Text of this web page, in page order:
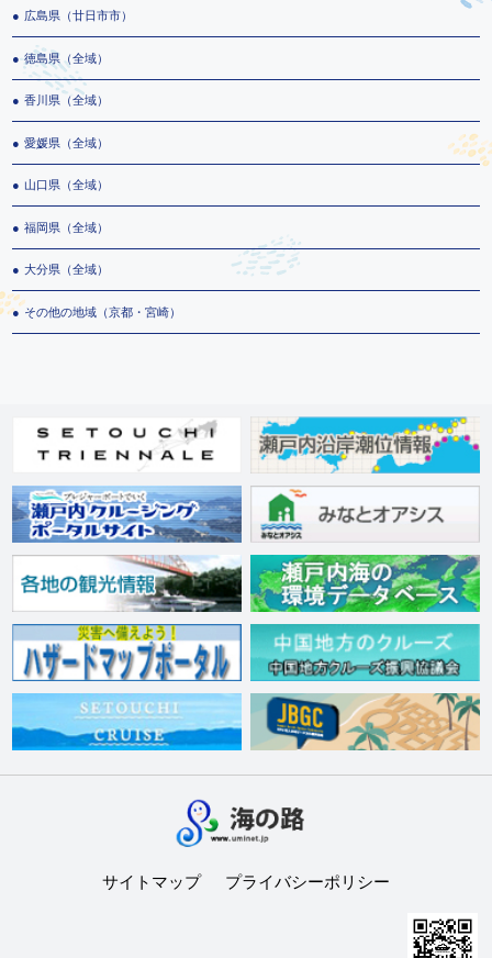
広島県（廿日市市）
徳島県（全域）
香川県（全域）
愛媛県（全域）
山口県（全域）
福岡県（全域）
大分県（全域）
その他の地域（京都・宮崎）
サイトマップ プライバシーポリシー